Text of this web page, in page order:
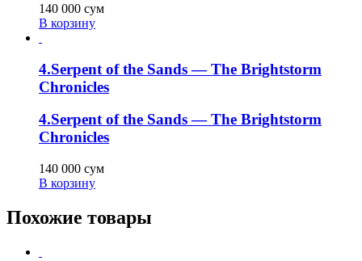
140 000 сум
В корзину
4.Serpent of the Sands — The Brightstorm
Chronicles
4.Serpent of the Sands — The Brightstorm
Chronicles
140 000 сум
В корзину
Похожие товары